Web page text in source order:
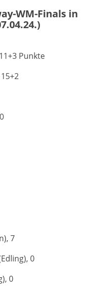
WM-Finals in
Punkte
7
0
0
und weiteren externen
werden von diesen ggf.
und Bereitstellung
gesetzt werden.